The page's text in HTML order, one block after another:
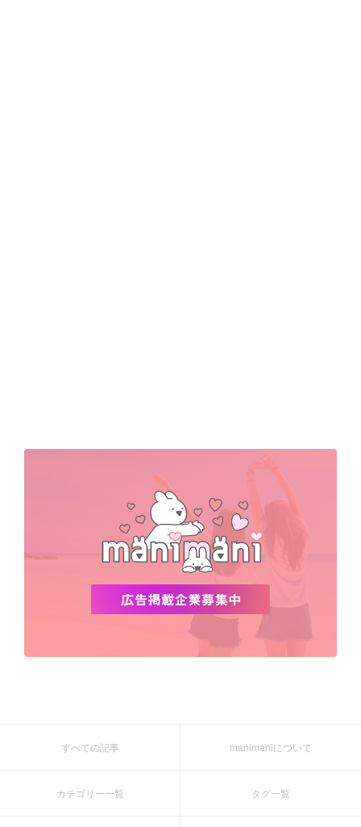
すべての記事 manimaniについて
カテゴリー一覧 タグ一覧